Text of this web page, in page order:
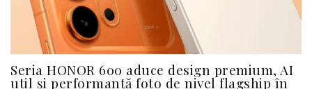
Seria HONOR 600 aduce design premium, AI
util și performanță foto de nivel flagship în